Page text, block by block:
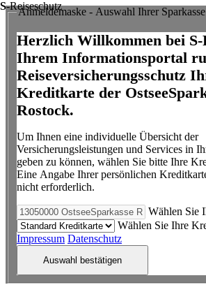
S-Reiseschutz
Anmeldemaske - Auswahl Ihrer Sparkasse
Herzlich Willkommen bei S-
Ihrem Informationsportal
Reiseversicherungsschutz
Kreditkarte der
Rostock.
Um Ihnen eine individuelle Übersicht der
Versicherungsleistungen und Services in
geben zu können, wählen Sie bitte Ihre Kreditkartenart aus.
Eine Angabe Ihrer persönlichen
nicht erforderlich.
Wählen Sie
Wählen Sie Ihre
Impressum Datenschutz
Auswahl bestätigen